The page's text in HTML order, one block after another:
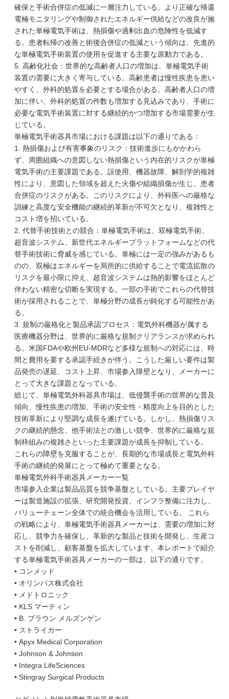
確保と手術合併症の低減に一層注力している。より正確な帰還
電極モニタリングや制御されたエネルギー供給などの改良が施
された単極電気手術は、熱損傷や過剰出血の危険性を低減す
る。患者転帰の改善と術後合併症の低減という傾向は、先進的
な単極電気手術装置の使用を促進する主要な原動力である。
5. 高齢化社会：世界的な高齢者人口の増加は、単極電気手術
装置の需要に大きく寄与している。高齢患者は慢性疾患を患い
やすく、外科的処置を必要とする場合がある。高齢者人口の増
加に伴い、外科的処置の件数も増加する見込みであり、手術に
必要な電気手術装置に対する継続的かつ増加する市場需要が生
じている。
単極電気手術器具市場における課題は以下の通りである：
1. 熱損傷および有害事象のリスク：技術進歩にもかかわら
ず、周囲組織への意図しない熱損傷という内在的リスクが単極
電気手術の主要課題である。誤使用、機器故障、解剖学的複雑
性により、意図した領域を超えた火傷や組織損傷が生じ、患者
合併症のリスクがある。このリスクにより、外科医への厳格な
訓練と高度な安全機能の継続的革新が不可欠となり、複雑性と
コスト増を招いている。
2. 代替手術技術との競合：単極電気手術は、双極電気手術、
超音波システム、新世代エネルギープラットフォームなどの代
替手術技術に脅威を感じている。単極には一定の強みがあるも
のの、双極はエネルギーを局所的に供給することで電流拡散の
リスクを最小限に抑え、超音波システムは熱的影響をほとんど
伴わない精密な切断を実現する。一部の手術でこれらの代替技
術が採用されることで、単極分野の成長が鈍化する可能性があ
る。
3. 規制の厳格化と製品承認プロセス：電気外科機器が属する
医療機器分野は、世界的に厳格な規制クリアランスが求められ
る。米国FDAや欧州EU-MDRなど多様な規制への対応には、時
間と費用を要する承認手続きが伴う。こうした厳しい要件は製
品発売の遅延、コスト上昇、市場参入障壁となり、メーカーに
とって大きな課題となっている。
総じて、単極電気外科器具市場は、低侵襲手術の世界的な普及
傾向、慢性疾患の増加、手術の安全性・精度向上を目的とした
技術革新により堅調な成長を遂げている。しかし、熱損傷リス
クの継続的懸念、他手術法との激しい競争、世界的に厳格な規
制枠組みの複雑さといった主要課題が成長を抑制している。
これらの障壁を克服することが、長期的な市場成長と電気外科
手術の継続的発展にとって極めて重要となる。
単極電気外科手術器具メーカー一覧
市場参入企業は製品品質を競争基盤としている。主要プレイヤ
ーは製造施設の拡張、研究開発投資、インフラ整備に注力し、
バリューチェーン全体での統合機会を活用している。 これら
の戦略により、単極電気手術器具メーカーは、需要の増加に対
応し、競争力を確保し、革新的な製品と技術を開発し、生産コ
ストを削減し、顧客基盤を拡大しています。本レポートで紹介
する単極電気手術器具メーカーの一部は、以下の通りです。
• コンメッド
• オリンパス株式会社
• メドトロニック
• KLS マーティン
• B. ブラウン メルズンゲン
• ストライカー
• Apyx Medical Corporation
• Johnson & Johnson
• Integra LifeSciences
• Stingray Surgical Products